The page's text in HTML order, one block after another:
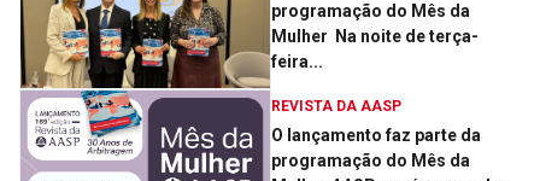
programação do Mês da
Mulher ­­ Na noite de terça-
feira...
REVISTA DA AASP
O lançamento faz parte da
programação do Mês da